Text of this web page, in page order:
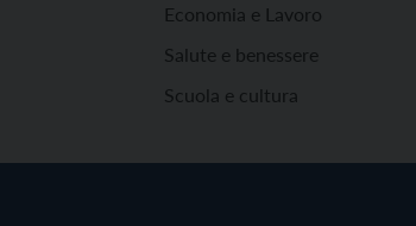
Economia e Lavoro
Salute e benessere
Scuola e cultura